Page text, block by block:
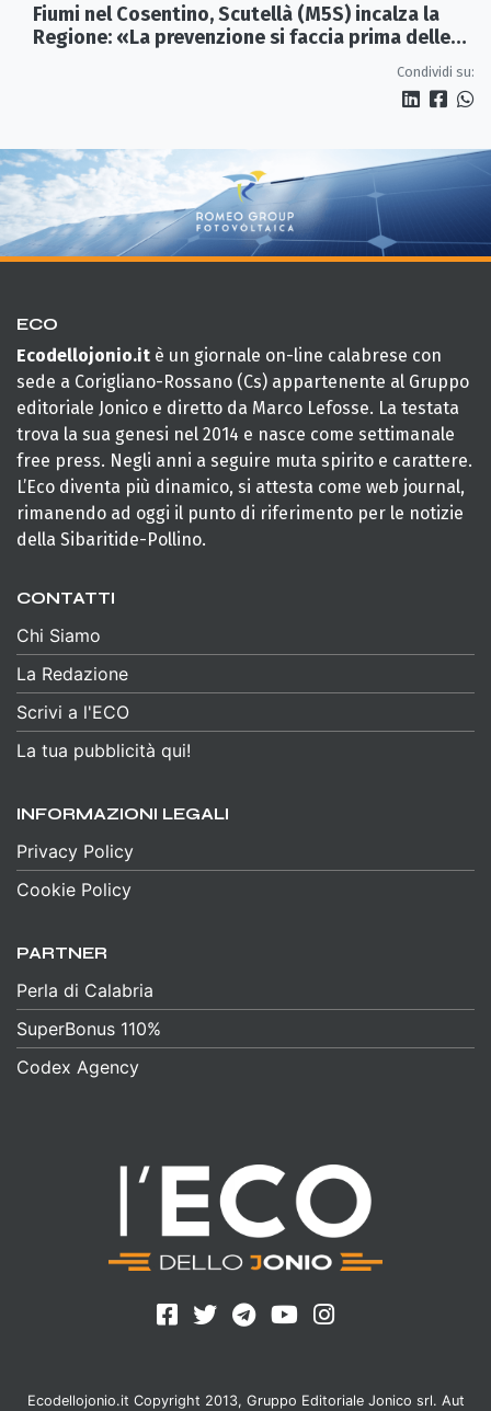
Fiumi nel Cosentino, Scutellà (M5S) incalza la
Regione: «La prevenzione si faccia prima delle
Condividi su:
ECO
Ecodellojonio.it è un giornale on-line calabrese con
sede a Corigliano-Rossano (Cs) appartenente al Gruppo
editoriale Jonico e diretto da Marco Lefosse. La testata
trova la sua genesi nel 2014 e nasce come settimanale
free press. Negli anni a seguire muta spirito e carattere.
L’Eco diventa più dinamico, si attesta come web journal,
rimanendo ad oggi il punto di riferimento per le notizie
della Sibaritide-Pollino.
CONTATTI
Chi Siamo
La Redazione
Scrivi a l'ECO
La tua pubblicità qui!
INFORMAZIONI LEGALI
Privacy Policy
Cookie Policy
PARTNER
Perla di Calabria
SuperBonus 110%
Codex Agency
Ecodellojonio.it Copyright 2013, Gruppo Editoriale Jonico srl. Aut